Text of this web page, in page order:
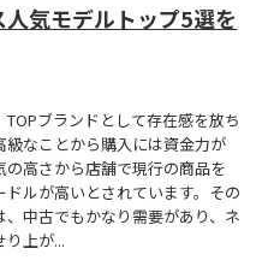
気モデルトップ5選を
ブランドとして存在感を放ち
なことから購入には資金力が
高さから店舗で現行の商品を
ルが高いとされています。その
中古でもかなり需要があり、ネ
り上が...